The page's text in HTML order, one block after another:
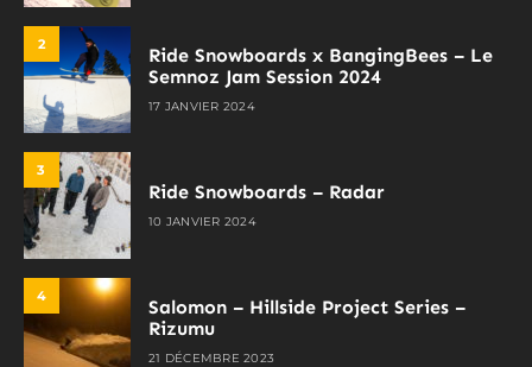
2
Ride Snowboards x BangingBees – Le
Semnoz Jam Session 2024
17 JANVIER 2024
3
Ride Snowboards – Radar
10 JANVIER 2024
4
Salomon – Hillside Project Series –
Rizumu
21 DÉCEMBRE 2023